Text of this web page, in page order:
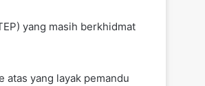
yang masih berkhidmat
atas yang layak pemandu